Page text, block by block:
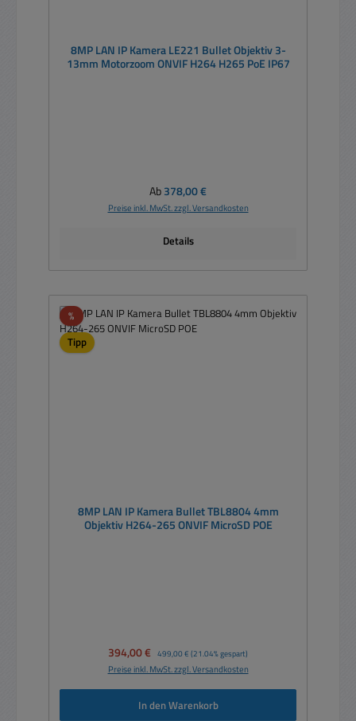
8MP LAN IP Kamera LE221 Bullet Objektiv 3-
13mm Motorzoom ONVIF H264 H265 PoE IP67
Regulärer Preis:
Ab378,00 €
Preise inkl. MwSt. zzgl. Versandkosten
Details
%Rabatt
Tipp
8MP LAN IP Kamera Bullet TBL8804 4mm
Objektiv H264-265 ONVIF MicroSD POE
Verkaufspreis:
394,00 € Regulärer Preis:
499,00 € (21.04% gespart)
Preise inkl. MwSt. zzgl. Versandkosten
In den Warenkorb